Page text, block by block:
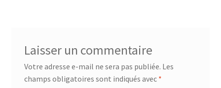
Laisser un commentaire
Votre adresse e-mail ne sera pas publiée. Les
champs obligatoires sont indiqués avec *